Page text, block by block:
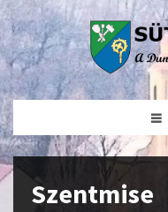
Szentmise